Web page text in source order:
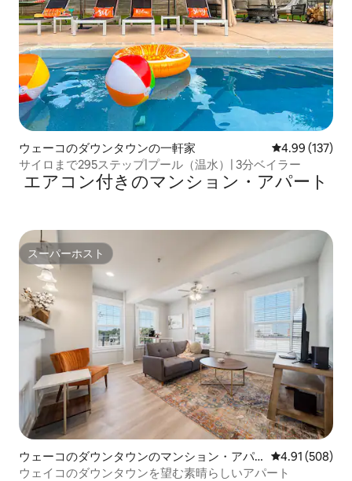
ウェーコのダウンタウンの一軒家 レビュー137
4.99 (137)
サイロまで295ステップ|プール（温水）| 3分ベイラー
エアコン付きのマンション・アパート
スーパーホスト
スーパーホスト
ウェーコのダウンタウンのマンション・アパ
ート
レビュー508
4.91 (508)
ウェイコのダウンタウンを望む素晴らしいアパート